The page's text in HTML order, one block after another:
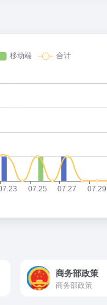
商务部政策
商务部政策